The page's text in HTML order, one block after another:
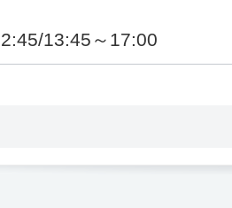
13:45～17:00